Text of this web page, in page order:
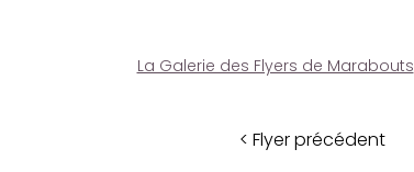
La Galerie des Flyers de Marabouts
< Flyer précédent